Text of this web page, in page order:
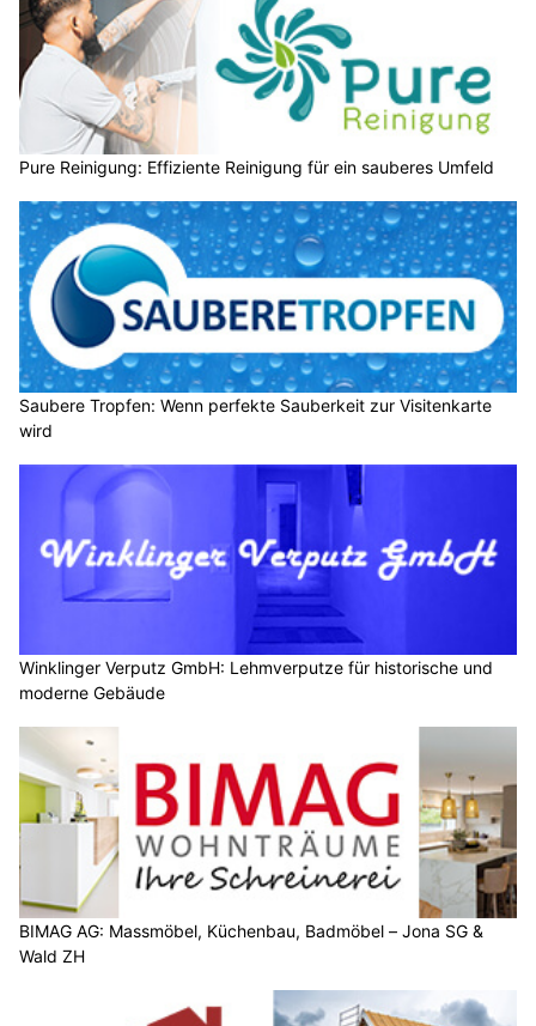
Pure Reinigung: Effiziente Reinigung für ein sauberes Umfeld
Saubere Tropfen: Wenn perfekte Sauberkeit zur Visitenkarte
wird
Winklinger Verputz GmbH: Lehmverputze für historische und
moderne Gebäude
BIMAG AG: Massmöbel, Küchenbau, Badmöbel – Jona SG &
Wald ZH